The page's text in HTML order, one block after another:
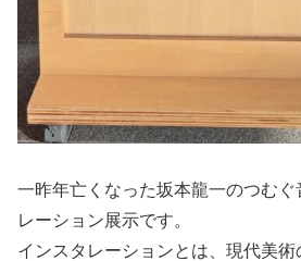
一昨年亡くなった坂本龍一のつむ
レーション展示です。
インスタレーションとは、現代美術